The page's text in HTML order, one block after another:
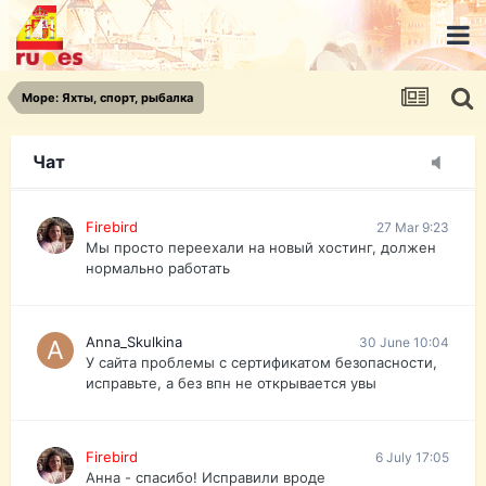
Море: Яхты, спорт, рыбалка
Чат
urist.dokument@gmail.com
https://pasport-ua.com/
Телеграмм @uristpassua
Firebird
Друзья - из России без VPN сайт и форум
Firebird 27 Mar 9:23
Мы просто переехали на новый хостинг, должен
нормально работать
Anna_Skulkina 30 June 10:04
У сайта проблемы с сертификатом безопасности,
исправьте, а без впн не открывается увы
Firebird 6 July 17:05
Анна - спасибо! Исправили вроде